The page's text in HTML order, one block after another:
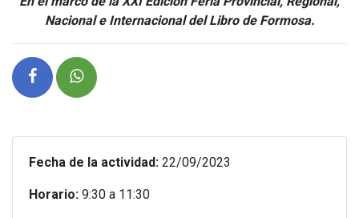
Nacional e Internacional del Libro de Formosa.
Fecha de la actividad: 22/09/2023
Horario: 9:30 a 11:30